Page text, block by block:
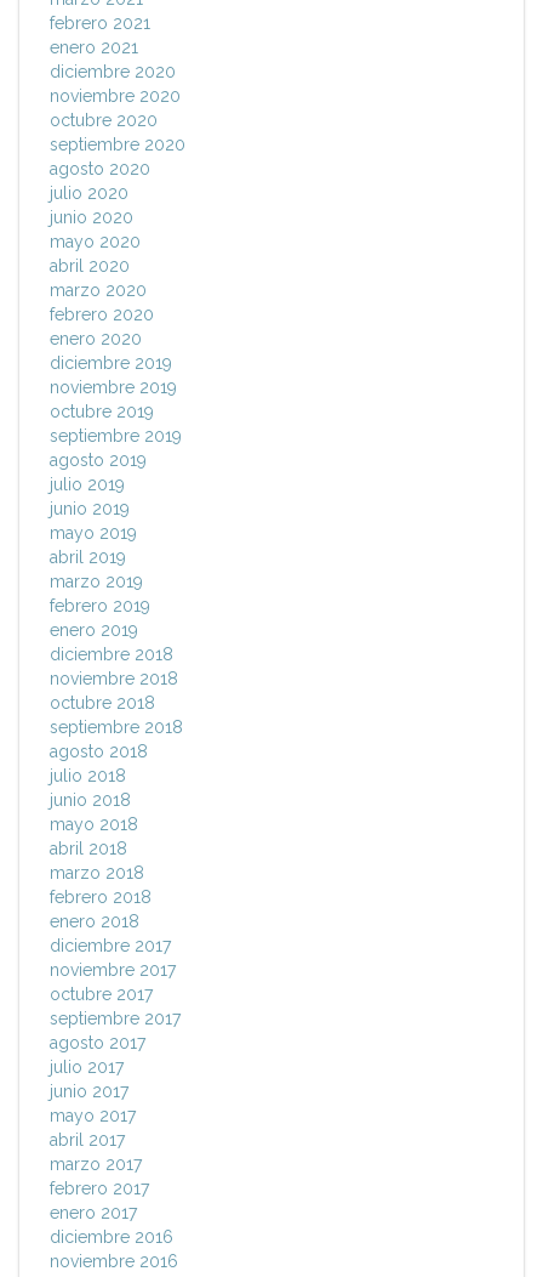
febrero 2021
enero 2021
diciembre 2020
noviembre 2020
octubre 2020
septiembre 2020
agosto 2020
julio 2020
junio 2020
mayo 2020
abril 2020
marzo 2020
febrero 2020
enero 2020
diciembre 2019
noviembre 2019
octubre 2019
septiembre 2019
agosto 2019
julio 2019
junio 2019
mayo 2019
abril 2019
marzo 2019
febrero 2019
enero 2019
diciembre 2018
noviembre 2018
octubre 2018
septiembre 2018
agosto 2018
julio 2018
junio 2018
mayo 2018
abril 2018
marzo 2018
febrero 2018
enero 2018
diciembre 2017
noviembre 2017
octubre 2017
septiembre 2017
agosto 2017
julio 2017
junio 2017
mayo 2017
abril 2017
marzo 2017
febrero 2017
enero 2017
diciembre 2016
noviembre 2016